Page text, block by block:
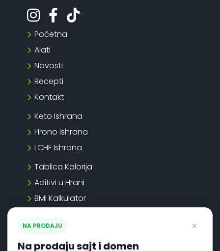
Početna
Alati
Novosti
Recepti
Kontakt
Keto Ishrana
Hrono Ishrana
LCHF Ishrana
Tablica Kalorija
Aditivi u Hrani
BMI Kalkulator
TDEE Kalkulator
DPV Kalkulator
×
NA PRODAJU
Na prodaju sajt i domen